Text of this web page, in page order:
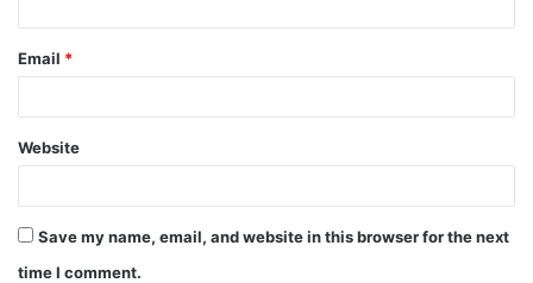
Email *
Website
Save my name, email, and website in this browser for the next
time I comment.